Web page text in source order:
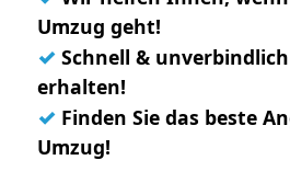
Umzug geht!
✓ Schnell &
erhalten!
✓ Finden Sie das beste
Umzug!